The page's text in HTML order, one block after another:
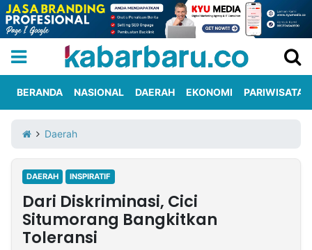
Iklan
Berita
Kami
Nasional
International
Olahraga
Entertainment
Daerah
Pariwisata
Kuliner
Kolom
BERANDA NASIONAL DAERAH EKONOMI PARIWISATA
Daerah
DAERAH INSPIRATIF
Dari Diskriminasi, Cici
Situmorang Bangkitkan
Toleransi